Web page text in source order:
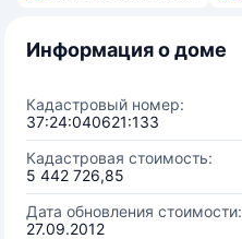
Информация о доме
Кадастровый номер:
37:24:040621:133
Кадастровая стоимость:
5 442 726,85
Дата обновления стоимости:
27.09.2012